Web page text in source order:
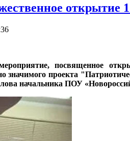
посвященное
значимого проекта
начальника ПОУ